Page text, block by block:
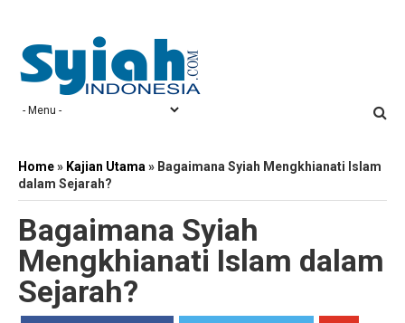
Home» Kajian Utama » Bagaimana Syiah Mengkhianati Islam
dalam Sejarah?
Bagaimana Syiah
Mengkhianati Islam dalam
Sejarah?